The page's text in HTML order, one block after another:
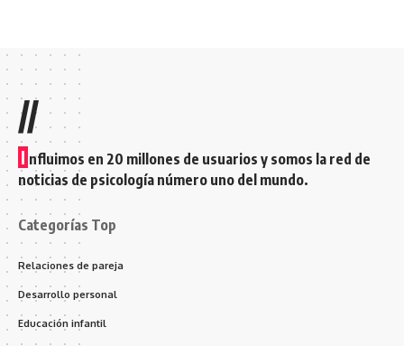
//
I nfluimos en 20 millones de usuarios y somos la red de
noticias de psicología número uno del mundo.
Categorías Top
Relaciones de pareja
Desarrollo personal
Educación infantil